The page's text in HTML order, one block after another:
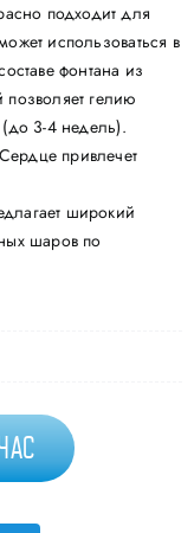
подходит для
использоваться в
фонтана из
гелию
(до 3-4 недель).
привлечет
широкий
шаров по